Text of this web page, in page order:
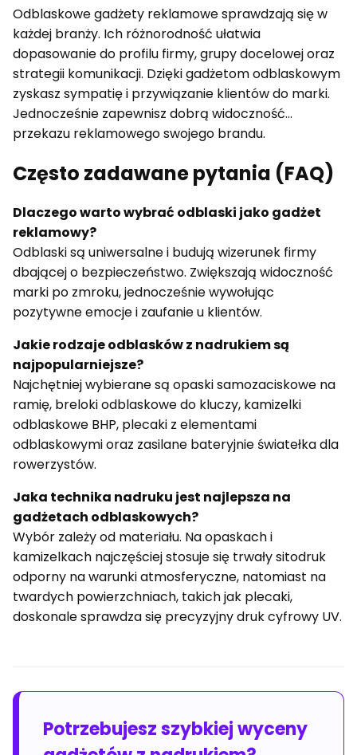
Odblaskowe gadżety reklamowe sprawdzają się w
każdej branży. Ich różnorodność ułatwia
dopasowanie do profilu firmy, grupy docelowej oraz
strategii komunikacji. Dzięki gadżetom odblaskowym
zyskasz sympatię i przywiązanie klientów do marki.
Jednocześnie zapewnisz dobrą widoczność...
przekazu reklamowego swojego brandu.
Często zadawane pytania (FAQ)
Dlaczego warto wybrać odblaski jako gadżet
reklamowy?
Odblaski są uniwersalne i budują wizerunek firmy
dbającej o bezpieczeństwo. Zwiększają widoczność
marki po zmroku, jednocześnie wywołując
pozytywne emocje i zaufanie u klientów.
Jakie rodzaje odblasków z nadrukiem są
najpopularniejsze?
Najchętniej wybierane są opaski samozaciskowe na
ramię, breloki odblaskowe do kluczy, kamizelki
odblaskowe BHP, plecaki z elementami
odblaskowymi oraz zasilane bateryjnie światełka dla
rowerzystów.
Jaka technika nadruku jest najlepsza na
gadżetach odblaskowych?
Wybór zależy od materiału. Na opaskach i
kamizelkach najczęściej stosuje się trwały sitodruk
odporny na warunki atmosferyczne, natomiast na
twardych powierzchniach, takich jak plecaki,
doskonale sprawdza się precyzyjny druk cyfrowy UV.
Potrzebujesz szybkiej wyceny